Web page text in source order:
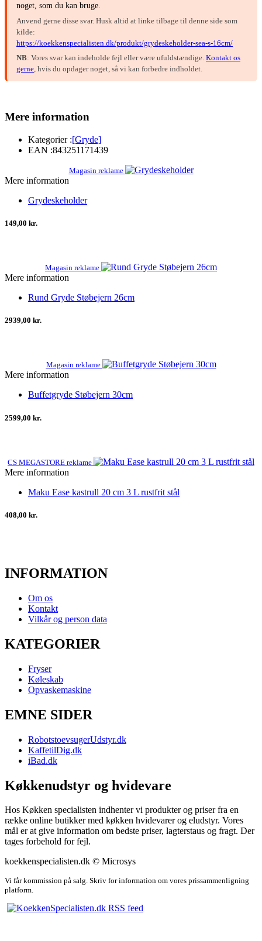
noget, som du kan bruge.
Anvend gerne disse svar. Husk altid at linke tilbage til denne side som
kilde:
https://koekkenspecialisten.dk/produkt/grydeskeholder-sea-s-16cm/
NB: Vores svar kan indeholde fejl eller være ufuldstændige. Kontakt os
gerne, hvis du opdager noget, så vi kan forbedre indholdet.
Mere information
Kategorier :[Gryde]
EAN :843251171439
Magasin reklame
Mere information
Grydeskeholder
149,00 kr.
Magasin reklame
Mere information
Rund Gryde Støbejern 26cm
2939,00 kr.
Magasin reklame
Mere information
Buffetgryde Støbejern 30cm
2599,00 kr.
CS MEGASTORE reklame
Mere information
Maku Ease kastrull 20 cm 3 L rustfrit stål
408,00 kr.
INFORMATION
Om os
Kontakt
Vilkår og person data
KATEGORIER
Fryser
Køleskab
Opvaskemaskine
EMNE SIDER
RobotstoevsugerUdstyr.dk
KaffetilDig.dk
iBad.dk
Køkkenudstyr og hvidevare
Hos Køkken specialisten indhenter vi produkter og priser fra en
række online butikker med køkken hvidevarer og eludstyr. Vores
mål er at give information om bedste priser, lagterstaus og fragt. Der
tages forbehold for fejl.
koekkenspecialisten.dk © Microsys
Vi får kommission på salg. Skriv for information om vores prissammenligning
platform.